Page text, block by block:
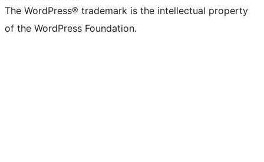
The WordPress® trademark is the intellectual property
of the WordPress Foundation.